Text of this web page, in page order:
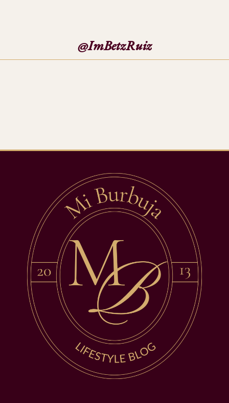
@ImBetzRuiz